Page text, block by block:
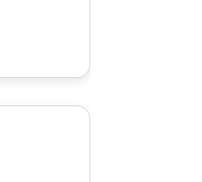
les nostres